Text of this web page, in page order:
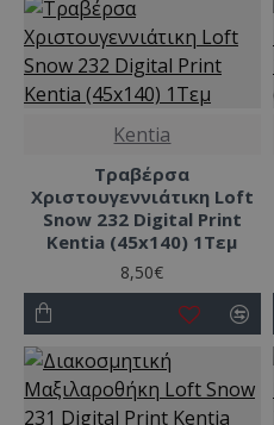
Kentia
Τραβέρσα
Χριστουγεννιάτικη Loft
Snow 232 Digital Print
Kentia (45x140) 1Τεμ
8,50€